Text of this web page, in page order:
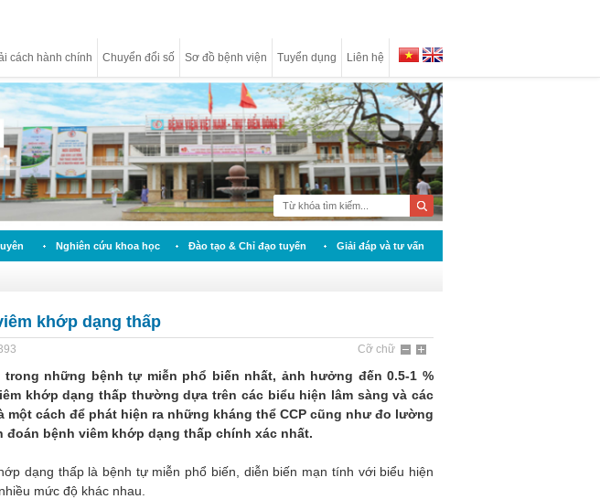
cách hành chính Chuyển đổi số Sơ đồ bệnh viện Tuyển dụng Liên hệ
Nghiên cứu khoa học Đào tạo & Chỉ đạo tuyến Giải đáp và tư vấn
khớp dạng thấp
Cỡ chữ
những bệnh tự miễn phổ biến nhất, ảnh hưởng đến 0.5‑1 %
khớp dạng thấp thường dựa trên các biểu hiện lâm sàng và các
một cách để phát hiện ra những kháng thể CCP cũng như đo lường
bệnh viêm khớp dạng thấp chính xác nhất.
dạng thấp là bệnh tự miễn phổ biến, diễn biến mạn tính với biểu hiện
mức độ khác nhau.